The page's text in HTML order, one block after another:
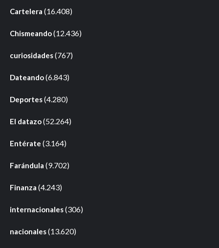
Cartelera (16.408)
Chismeando(12.436)
curiosidades(767)
Dateando(6.843)
Deportes(4.280)
El datazo(52.264)
Entérate (3.164)
Farándula (9.702)
Finanza (4.243)
internacionales(306)
nacionales(13.620)